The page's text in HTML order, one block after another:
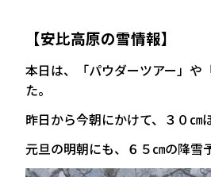
【安比高原の雪情報】
本日は、「パウダーツアー」や
た。
昨日から今朝にかけて、３０㎝
元旦の明朝にも、６５㎝の降雪